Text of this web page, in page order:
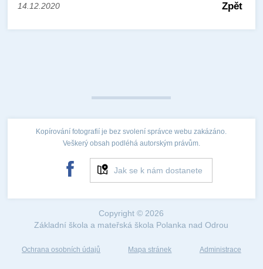
14.12.2020 Zpět
Kopírování fotografií je bez svolení správce webu zakázáno.
Veškerý obsah podléhá autorským právům.
Jak se k nám dostanete
Copyright © 2026
Základní škola a mateřská škola Polanka nad Odrou
Ochrana osobních údajů Mapa stránek Administrace